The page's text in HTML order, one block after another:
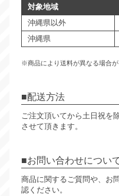
対象地域
沖縄県以外
沖縄県
※商品により送料が異なる場合が
配送方法
ご注文頂いてから土日祝を
させて頂きます。
お問い合わせについ
商品に関するご質問や、お
認ください。